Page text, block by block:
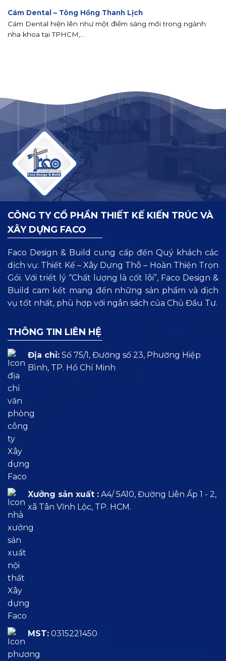
Cám Dental – Tông Hồng Thanh Lịch
Cám Dental hiện lên như một điểm sáng mới trong ngành
nha khoa tại TPHCM,...
CÔNG TY CỔ PHẦN THIẾT KẾ KIẾN TRÚC VÀ
XÂY DỰNG FACO
Faco Design & Build cung cấp đến Quý khách các
dịch vụ: Thiết Kế – Xây Dựng Thô – Hoàn Thiện Trọn
Gói. Với triết lý “Chất lượng là cốt lõi”, Faco Design &
Build cam kết mang đến những sản phẩm và dịch
vụ tốt nhất, phù hợp với ngân sách của Chủ Đầu Tư.
THÔNG TIN LIÊN HỆ
Địa chỉ: Số 75/1, Đường số 23, Phường Hiệp
Bình, TP. Hồ Chí Minh
Xưởng sản xuất : A4/ 5A10, Đường Liên Ấp 1 - 2,
xã Tân Vĩnh Lộc, TP. HCM.
MST: 0315221450